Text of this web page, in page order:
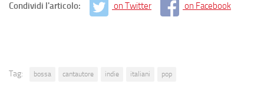
Condividi l'articolo: on Twitter on Facebook
Tag: bossa cantautore indie italiani pop